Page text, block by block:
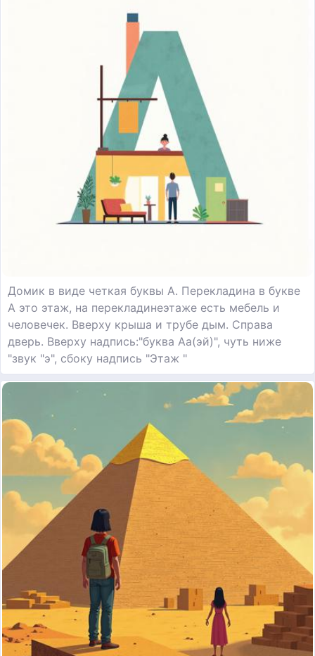
Домик в виде четкая буквы А. Перекладина в букве
А это этаж, на перекладинеэтаже есть мебель и
человечек. Вверху крыша и трубе дым. Справа
дверь. Вверху надпись:"буква Аa(эй)", чуть ниже
"звук "э", сбоку надпись "Этаж "